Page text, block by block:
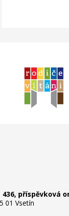
příspěvková
01 Vsetín